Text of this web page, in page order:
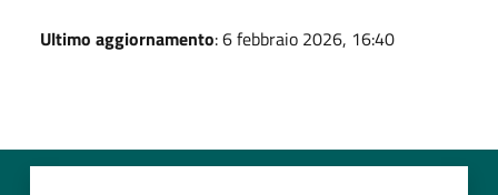
Ultimo aggiornamento: 6 febbraio 2026, 16:40